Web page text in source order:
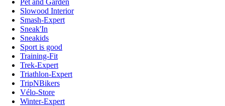
Slowood Interior
Smash-Expert
Sneak'In
Sneakids
Sport is good
Training-Fit
Trek-Expert
Triathlon-Expert
TripNBikers
Vélo-Store
Winter-Expert